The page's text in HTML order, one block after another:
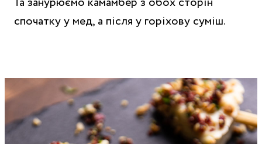
спочатку у мед, а після у горіхову суміш.